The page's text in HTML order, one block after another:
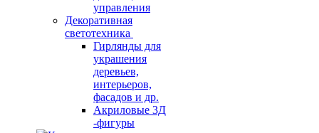
управления
Декоративная
светотехника
Гирлянды для
украшения
деревьев,
интерьеров,
фасадов и др.
Акриловые 3Д
-фигуры